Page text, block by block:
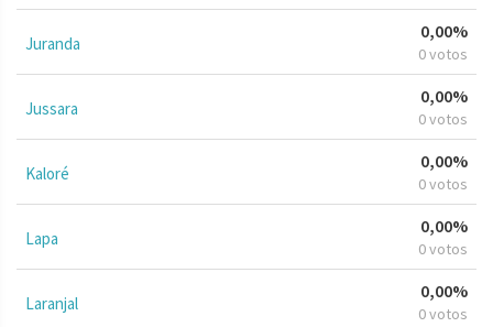
Juranda
0,00%
0 votos
Jussara
0,00%
0 votos
Kaloré
0,00%
0 votos
Lapa
0,00%
0 votos
Laranjal
0,00%
0 votos